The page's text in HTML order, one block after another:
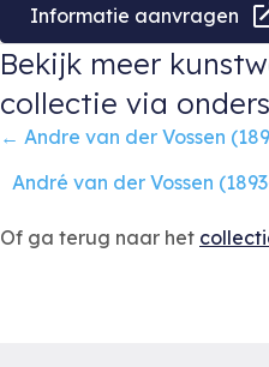
Informatie aanvragen
Bekijk meer
collectie via
Posts
navigation
← Andre van der Vossen
André van der Vossen
Of ga terug naar het